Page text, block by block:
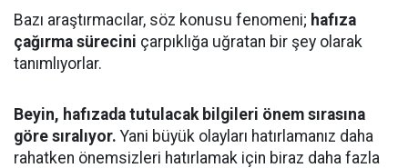
Bazı araştırmacılar, söz konusu fenomeni; hafıza
çağırma sürecini çarpıklığa uğratan bir şey olarak
tanımlıyorlar.
Beyin, hafızada tutulacak bilgileri önem sırasına
göre sıralıyor. Yani büyük olayları hatırlamanız daha
rahatken önemsizleri hatırlamak için biraz daha fazla